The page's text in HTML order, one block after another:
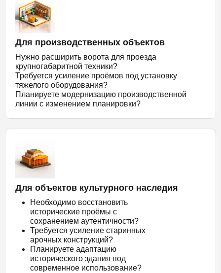
Для производственных объектов
Нужно расширить ворота для проезда
крупногабаритной техники?
Требуется усиление проёмов под установку
тяжелого оборудования?
Планируете модернизацию производственной
линии с изменением планировки?
Для объектов культурного наследия
Необходимо восстановить
исторические проёмы с
сохранением аутентичности?
Требуется усиление старинных
арочных конструкций?
Планируете адаптацию
исторического здания под
современное использование?